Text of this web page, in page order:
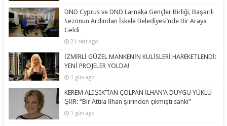
DND Cyprus ve DND Larnaka Gençler Birliği, Başarılı
Sezonun Ardından İskele Belediyesi’nde Bir Araya
Geldi
21 saat ago
İZMİRLİ GÜZEL MANKENİN KULİSLERİ HAREKETLENDİ:
YENİ PROJELER YOLDA!
1 gün ago
KEREM ALIŞIK’TAN ÇOLPAN İLHAN’A DUYGU YÜKLÜ
ŞİİR: “Bir Attila İlhan şiirinden çıkmıştı sanki”
1 gün ago